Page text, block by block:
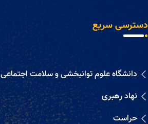
دسترسی سریع
دانشگاه علوم توانبخشی و سلامت اجتماعی
نهاد رهبری
حراست